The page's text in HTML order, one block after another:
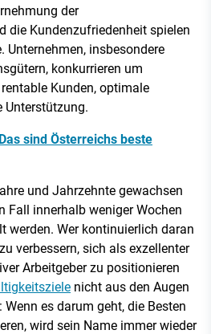
der
die Kundenzufriedenheit spielen
Unternehmen, insbesondere
konkurrieren um
Kunden, optimale
Unterstützung.
sind Österreichs beste
und Jahrzehnte gewachsen
Fall innerhalb weniger Wochen
werden. Wer kontinuierlich daran
verbessern, sich als exzellenter
Arbeitgeber zu positionieren
nicht aus den Augen
es darum geht, die Besten
wird sein Name immer wieder